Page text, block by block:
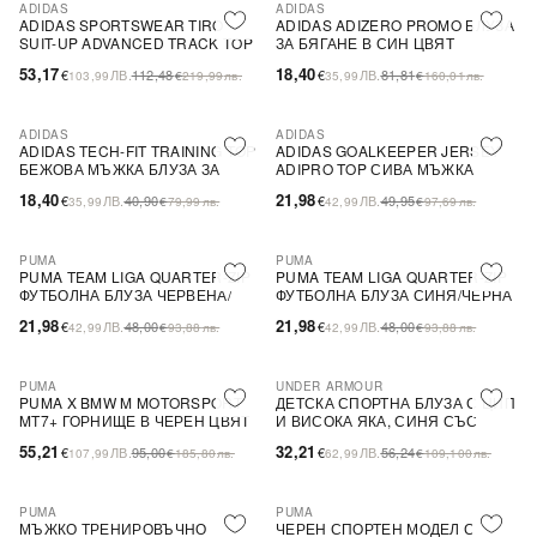
-53%
ADIDAS
ADIDAS SPORTSWEAR TIRO
SUIT-UP ADVANCED TRACK TOP
53,17€103,99 ЛВ.112,48€219,99лв.
-78%
ПОСЛЕДНА БРОЙКА
ADIDAS
ADIDAS ADIZERO PROMO БЛУЗА
ЗА БЯГАНЕ В СИН ЦВЯТ
18,40€35,99 ЛВ.81,81€160,01лв.
-55%
ADIDAS
ADIDAS TECH-FIT TRAINING TOP
БЕЖОВА МЪЖКА БЛУЗА ЗА
18,40€35,99 ЛВ.40,90€79,99лв.
-56%
ADIDAS
ADIDAS GOALKEEPER JERSEY
ADIPRO TOP СИВА МЪЖКА
21,98€42,99 ЛВ.49,95€97,69лв.
-54%
PUMA
PUMA TEAM LIGA QUARTER-ZIP
ФУТБОЛНА БЛУЗА ЧЕРВЕНА/
21,98€42,99 ЛВ.48,00€93,88лв.
-54%
PUMA
PUMA TEAM LIGA QUARTER-ZIP
ФУТБОЛНА БЛУЗА СИНЯ/ЧЕРНА
21,98€42,99 ЛВ.48,00€93,88лв.
-42%
PUMA
PUMA X BMW M MOTORSPORT
MT7+ ГОРНИЩЕ В ЧЕРЕН ЦВЯТ
55,21 €107,99 ЛВ.95,00€185,80лв.
-43% SALE
UNDER ARMOUR
ДЕТСКА СПОРТНА БЛУЗА С ЦИП
И ВИСОКА ЯКА, СИНЯ СЪС
ЕЛЕМЕНТИ
32,21 €62,99 ЛВ.56,24€109,100лв.
-69%
PUMA
МЪЖКО ТРЕНИРОВЪЧНО
-43%
PUMA
ЧЕРЕН СПОРТЕН МОДЕЛ С